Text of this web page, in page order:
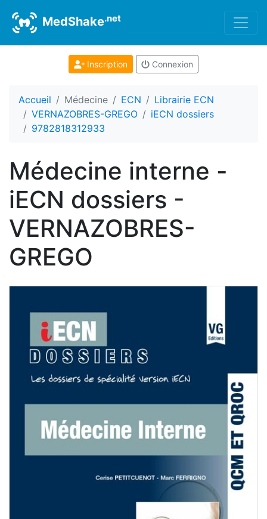
MedShake.net
Inscription Connexion
Accueil Médecine ECN
Librairie ECN
VERNAZOBRES-GREGO
iECN dossiers
9782818312933
Médecine interne -
iECN dossiers -
VERNAZOBRES-
GREGO